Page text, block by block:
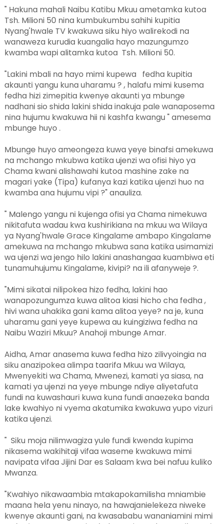
" Hakuna mahali Naibu Katibu Mkuu ametamka kutoa
Tsh. Milioni 50 nina kumbukumbu sahihi kupitia
Nyang'hwale TV kwakuwa siku hiyo walirekodi na
wanaweza kurudia kuangalia hayo mazungumzo
kwamba wapi alitamka kutoa Tsh. Milioni 50.
"Lakini mbali na hayo mimi kupewa fedha kupitia
akaunti yangu kuna uharamu ? , halafu mimi kusema
fedha hizi zimepitia kwenye akaunti ya mbunge
nadhani sio shida lakini shida inakuja pale wanaposema
nina hujumu kwakuwa hii ni kashfa kwangu " amesema
mbunge huyo .
Mbunge huyo ameongeza kuwa yeye binafsi amekuwa
na mchango mkubwa katika ujenzi wa ofisi hiyo ya
Chama kwani alishawahi kutoa mashine zake na
magari yake (Tipa) kufanya kazi katika ujenzi huo na
kwamba ana hujumu vipi ?" anauliza.
" Malengo yangu ni kujenga ofisi ya Chama nimekuwa
nikitafuta wadau kwa kushirikiana na mkuu wa Wilaya
ya Nyang'hwale Grace Kingalame ambapo Kingalame
amekuwa na mchango mkubwa sana katika usimamizi
wa ujenzi wa jengo hilo lakini anashangaa kuambiwa eti
tunamuhujumu Kingalame, kivipi? na ili afanyweje ?.
"Mimi sikatai nilipokea hizo fedha, lakini hao
wanapozungumza kuwa alitoa kiasi hicho cha fedha ,
hivi wana uhakika gani kama alitoa yeye? na je, kuna
uharamu gani yeye kupewa au kuingiziwa fedha na
Naibu Waziri Mkuu? Anahoji mbunge Amar.
Aidha, Amar anasema kuwa fedha hizo zilivyoingia na
siku anazipokea alimpa taarifa Mkuu wa Wilaya,
Mwenyekiti wa Chama, Mwenezi, kamati ya siasa, na
kamati ya ujenzi na yeye mbunge ndiye aliyetafuta
fundi na kuwashauri kuwa kuna fundi anaezeka banda
lake kwahiyo ni vyema akatumika kwakuwa yupo vizuri
katika ujenzi.
" Siku moja nilimwagiza yule fundi kwenda kupima
nikasema wakihitaji vifaa waseme kwakuwa mimi
navipata vifaa Jijini Dar es Salaam kwa bei nafuu kuliko
Mwanza.
"Kwahiyo nikawaambia mtakapokamilisha mniambie
maana hela yenu ninayo, na hawajanielekeza niweke
kwenye akaunti gani, na kwasababu wananiamini mimi